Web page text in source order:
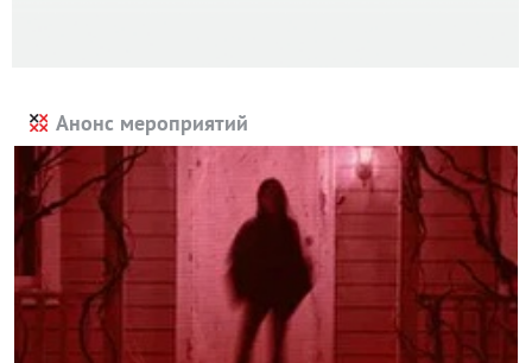
Анонс мероприятий